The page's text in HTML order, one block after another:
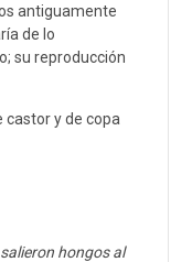
antiguamente
de lo
su reproducción
castor y de copa
hongos al